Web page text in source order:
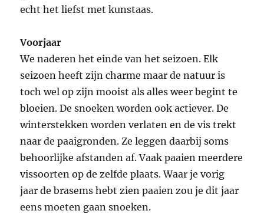
echt het liefst met kunstaas.
Voorjaar
We naderen het einde van het seizoen. Elk
seizoen heeft zijn charme maar de natuur is
toch wel op zijn mooist als alles weer begint te
bloeien. De snoeken worden ook actiever. De
winterstekken worden verlaten en de vis trekt
naar de paaigronden. Ze leggen daarbij soms
behoorlijke afstanden af. Vaak paaien meerdere
vissoorten op de zelfde plaats. Waar je vorig
jaar de brasems hebt zien paaien zou je dit jaar
eens moeten gaan snoeken.